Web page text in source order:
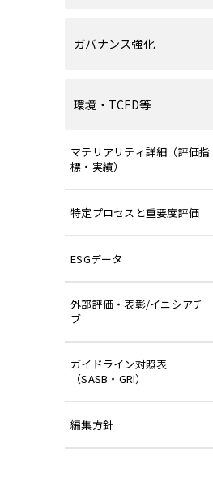
ガバナンス強化
環境・TCFD等
マテリアリティ詳細（評価指
標・実績）
特定プロセスと重要度評価
ESGデータ
外部評価・表彰/イニシアチ
ブ
ガイドライン対照表
（SASB・GRI）
編集方針